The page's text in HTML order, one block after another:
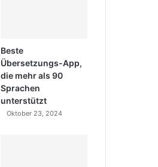
Beste
Übersetzungs-App,
die mehr als 90
Sprachen
unterstützt
Oktober 23, 2024